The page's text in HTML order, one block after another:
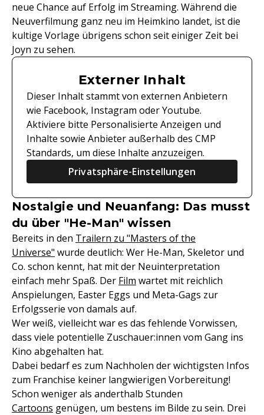
neue Chance auf Erfolg im Streaming. Während die
Neuverfilmung ganz neu im Heimkino landet, ist die
kultige Vorlage übrigens schon seit einiger Zeit bei
Joyn zu sehen.
Externer Inhalt
Dieser Inhalt stammt von externen Anbietern
wie Facebook, Instagram oder Youtube.
Aktiviere bitte Personalisierte Anzeigen und
Inhalte sowie Anbieter außerhalb des CMP
Standards, um diese Inhalte anzuzeigen.
Privatsphäre-Einstellungen
Nostalgie und Neuanfang: Das musst
du über "He-Man" wissen
Bereits in den Trailern zu "Masters of the
Universe" wurde deutlich: Wer He-Man, Skeletor und
Co. schon kennt, hat mit der Neuinterpretation
einfach mehr Spaß. Der Film wartet mit reichlich
Anspielungen, Easter Eggs und Meta-Gags zur
Erfolgsserie von damals auf.
Wer weiß, vielleicht war es das fehlende Vorwissen,
dass viele potentielle Zuschauer:innen vom Gang ins
Kino abgehalten hat.
Dabei bedarf es zum Nachholen der wichtigsten Infos
zum Franchise keiner langwierigen Vorbereitung!
Schon weniger als anderthalb Stunden
Cartoons genügen, um bestens im Bilde zu sein. Drei